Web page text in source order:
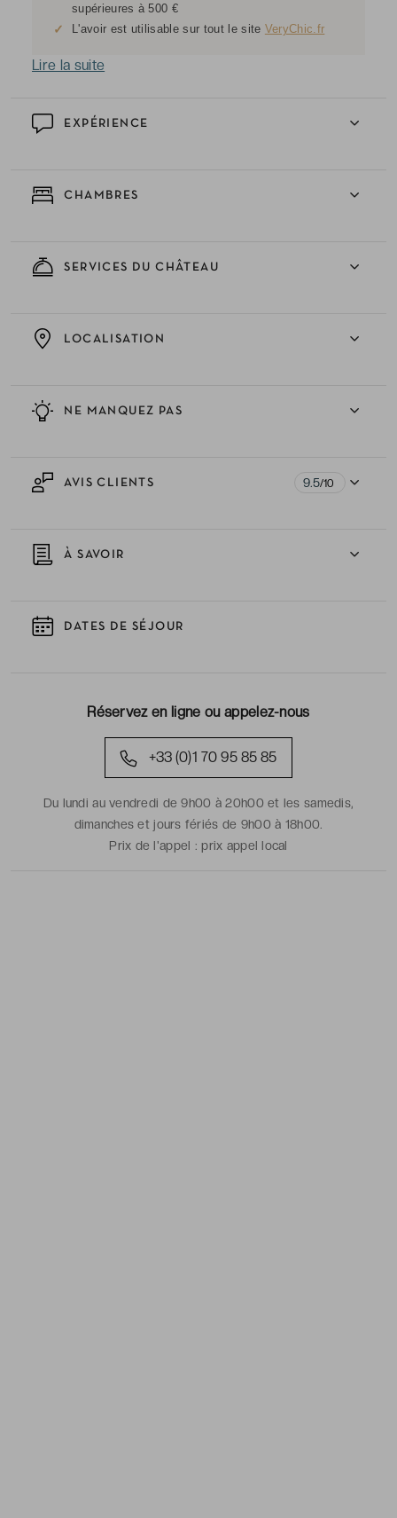
EXPÉRIENCE
CHAMBRES
SERVICES DU CHÂTEAU
NE MANQUEZ PAS
LOCALISATION
AVIS CLIENTS 9.5/10
À SAVOIR
DATES DE SÉJOUR
Réservez en ligne ou appelez-nous
+33 (0)1 70 95 85 85
Du lundi au vendredi de 9h00 à 20h00 et les samedis,
dimanches et jours fériés de 9h00 à 18h00.
Prix de l'appel :prix appel local
supérieures à 500 €
✓ L'avoir est utilisable sur tout le site VeryChic.fr
Lire la suite